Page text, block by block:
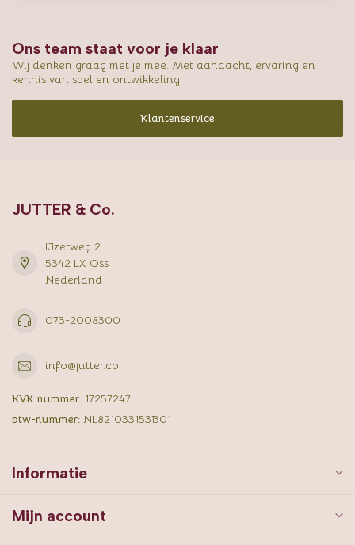
Ons team staat voor je klaar
Wij denken graag met je mee. Met aandacht, ervaring en
kennis van spel en ontwikkeling.
Klantenservice
JUTTER & Co.
IJzerweg 2
5342 LX Oss
Nederland
073-2008300
info@jutter.co
KVK nummer: 17257247
btw-nummer: NL821033153B01
Informatie
Mijn account